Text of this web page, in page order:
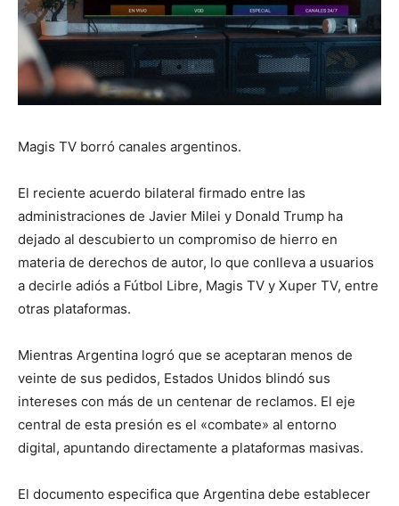
Magis TV borró canales argentinos.
El reciente acuerdo bilateral firmado entre las
administraciones de Javier Milei y Donald Trump ha
dejado al descubierto un compromiso de hierro en
materia de derechos de autor, lo que conlleva a usuarios
a decirle adiós a Fútbol Libre, Magis TV y Xuper TV, entre
otras plataformas.
Mientras Argentina logró que se aceptaran menos de
veinte de sus pedidos, Estados Unidos blindó sus
intereses con más de un centenar de reclamos. El eje
central de esta presión es el «combate» al entorno
digital, apuntando directamente a plataformas masivas.
El documento especifica que Argentina debe establecer